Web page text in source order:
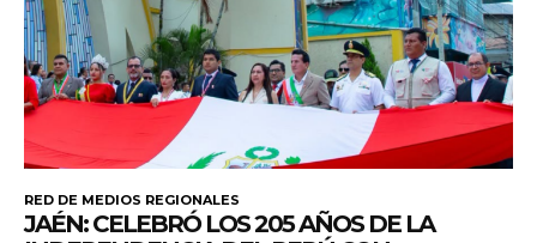
RED DE MEDIOS REGIONALES
JAÉN: CELEBRÓ LOS 205 AÑOS DE LA